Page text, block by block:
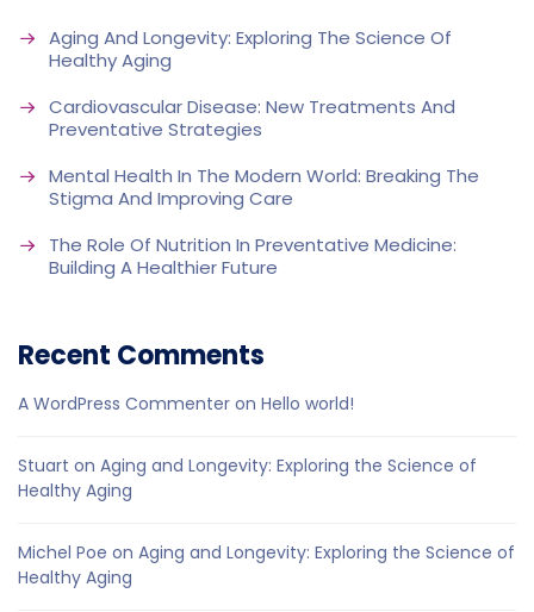
Aging And Longevity: Exploring The Science Of
Healthy Aging
Cardiovascular Disease: New Treatments And
Preventative Strategies
Mental Health In The Modern World: Breaking The
Stigma And Improving Care
The Role Of Nutrition In Preventative Medicine:
Building A Healthier Future
Recent Comments
A WordPress Commenter on Hello world!
Stuart on Aging and Longevity: Exploring the Science of
Healthy Aging
Michel Poe on Aging and Longevity: Exploring the Science of
Healthy Aging